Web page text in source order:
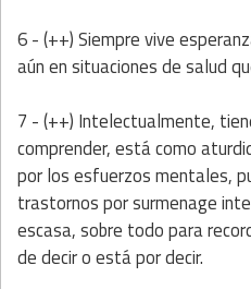
6 - (++) Siempre vive
aún en situaciones de salud
7 - (++) Intelectualmente,
comprender, está como
por los esfuerzos mentales,
trastornos por surmenage
escasa, sobre todo para
de decir o está por decir.